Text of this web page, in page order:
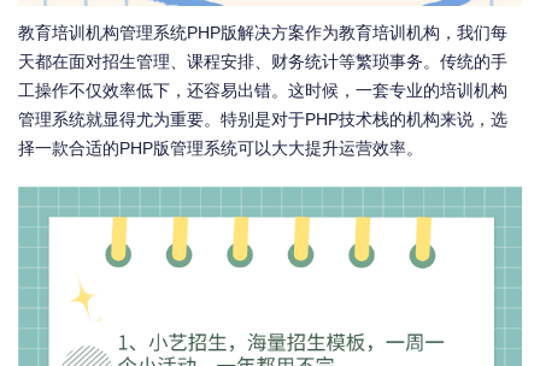
教育培训机构管理系统PHP版解决方案作为教育培训机构，我们每
天都在面对招生管理、课程安排、财务统计等繁琐事务。传统的手
工操作不仅效率低下，还容易出错。这时候，一套专业的培训机构
管理系统就显得尤为重要。特别是对于PHP技术栈的机构来说，选
择一款合适的PHP版管理系统可以大大提升运营效率。